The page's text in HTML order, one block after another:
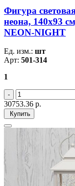
Фигура
неона, 140х93
NEON-NIGHT
Ед. изм.: шт
Арт: 501-314
1
30753.36 р.
Купить